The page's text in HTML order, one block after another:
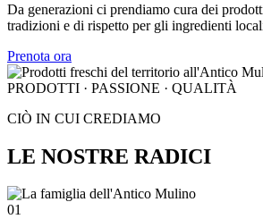
Da generazioni ci prendiamo cura dei
tradizioni e di rispetto per gli ingredienti
Prenota ora
PRODOTTI · PASSIONE · QUALITÀ
CIÒ IN CUI CREDIAMO
LE NOSTRE RADICI
01